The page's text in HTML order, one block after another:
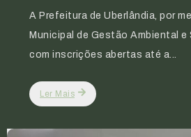
A Prefeitura de Uberlândia, por
Municipal de Gestão Ambiental
com inscrições abertas até a...
Ler Mais